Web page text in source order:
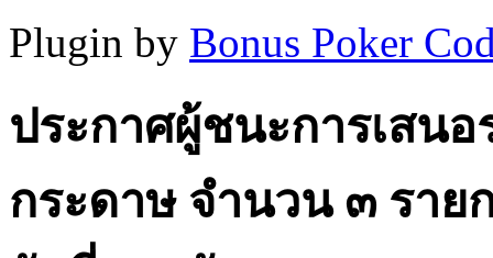
Plugin by Bonus Poker
ประกาศผู้ชนะการเสนอ
กระดาษ จํานวน ๓ ราย